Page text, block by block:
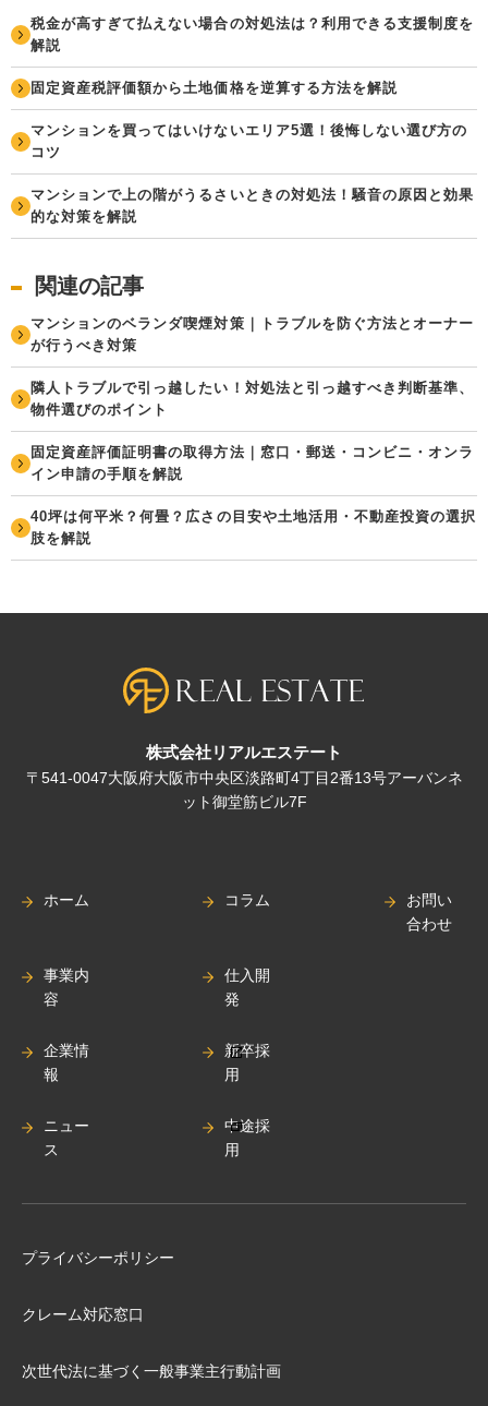
税金が高すぎて払えない場合の対処法は？利用できる支援制度を
解説
固定資産税評価額から土地価格を逆算する方法を解説
マンションを買ってはいけないエリア5選！後悔しない選び方の
コツ
マンションで上の階がうるさいときの対処法！騒音の原因と効果
的な対策を解説
関連の記事
マンションのベランダ喫煙対策｜トラブルを防ぐ方法とオーナー
が行うべき対策
隣人トラブルで引っ越したい！対処法と引っ越すべき判断基準、
物件選びのポイント
固定資産評価証明書の取得方法｜窓口・郵送・コンビニ・オンラ
イン申請の手順を解説
40坪は何平米？何畳？広さの目安や土地活用・不動産投資の選択
肢を解説
株式会社リアルエステート
〒541-0047大阪府大阪市中央区淡路町4丁目2番13号アーバンネ
ット御堂筋ビル7F
ホーム
事業内
容
企業情
報
ニュー
ス
コラム
仕入開
発
新卒採
用
中途採
用
お問い
合わせ
プライバシーポリシー
クレーム対応窓口
次世代法に基づく⼀般事業主⾏動計画